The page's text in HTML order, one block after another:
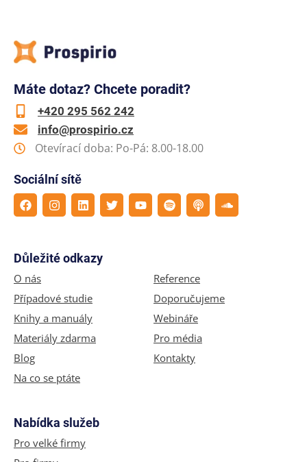
Máte dotaz? Chcete poradit?
+420 295 562 242
info@prospirio.cz
Otevírací doba: Po-Pá: 8.00-18.00
Sociální sítě
Důležité odkazy
O nás
Případové studie
Knihy a manuály
Materiály zdarma
Blog
Na co se ptáte
Reference
Doporučujeme
Webináře
Pro média
Kontakty
Nabídka služeb
Pro velké firmy